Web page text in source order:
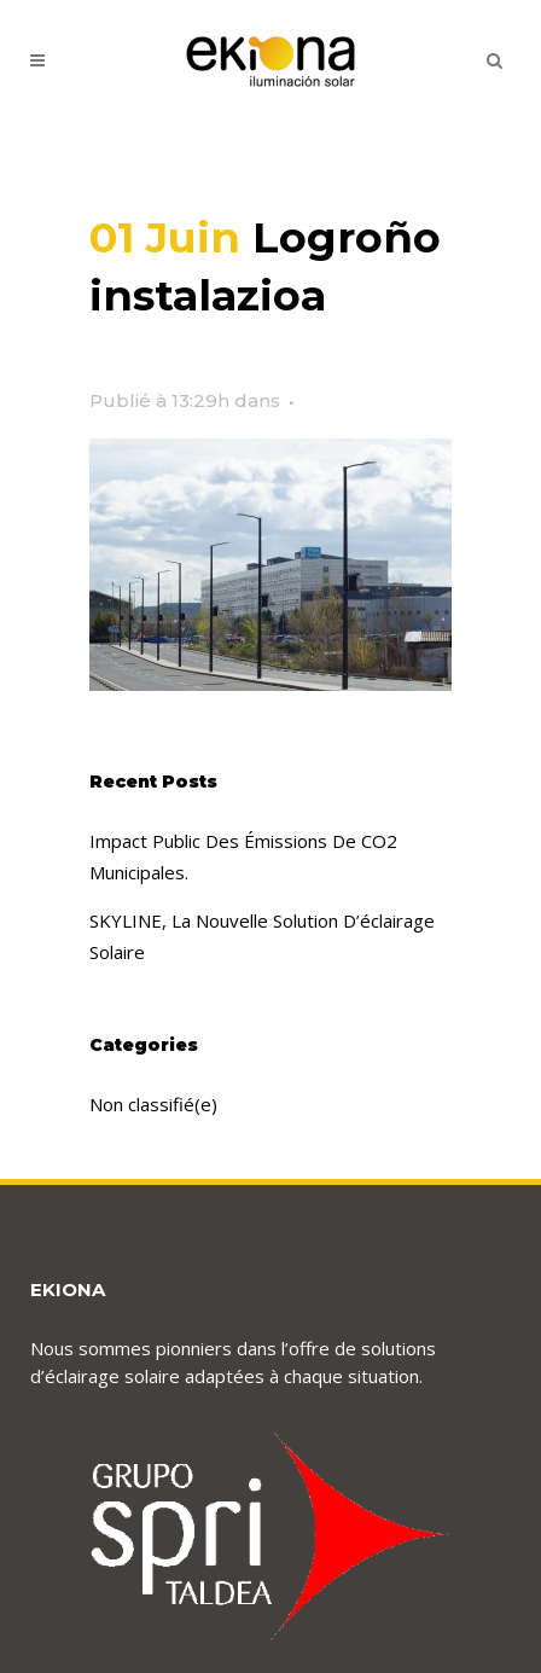
01 Juin Logroño
instalazioa
Publié à 13:29h dans
Recent Posts
Impact Public Des Émissions De CO2
Municipales.
SKYLINE, La Nouvelle Solution D’éclairage
Solaire
Categories
Non classifié(e)
EKIONA
Nous sommes pionniers dans l’offre de solutions
d’éclairage solaire adaptées à chaque situation.